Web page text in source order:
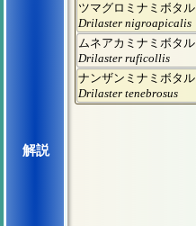
解説
ツマグロミナミボタル
Drilaster nigroapicalis
ムネアカミナミボタル
Drilaster ruficollis
ナンザンミナミボタル
Drilaster tenebrosus